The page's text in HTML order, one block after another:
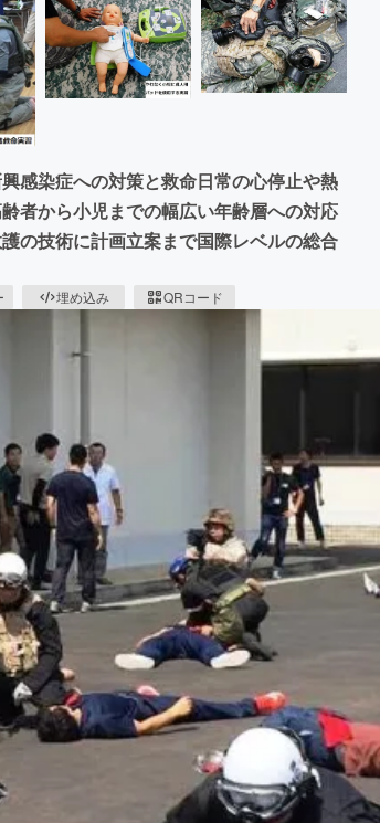
感染症への対策と救命日常の心停止や熱
者から小児までの幅広い年齢層への対応
の技術に計画立案まで国際レベルの総合
埋め込み QRコード